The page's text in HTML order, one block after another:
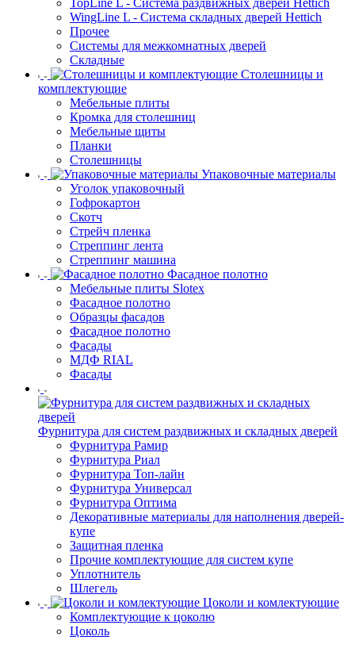
TopLine L - Система раздвижных дверей Hettich
WingLine L - Система складных дверей Hettich
Прочее
Системы для межкомнатных дверей
Складные
Столешницы и
комплектующие
Мебельные плиты
Кромка для столешниц
Мебельные щиты
Планки
Столешницы
Упаковочные материалы
Уголок упаковочный
Гофрокартон
Скотч
Стрейч пленка
Стреппинг лента
Стреппинг машина
Фасадное полотно
Мебельные плиты Slotex
Фасадное полотно
Образцы фасадов
Фасадное полотно
Фасады
МДФ RIAL
Фасады
Фурнитура для систем раздвижных и складных дверей
Фурнитура Рамир
Фурнитура Риал
Фурнитура Топ-лайн
Фурнитура Универсал
Фурнитура Оптима
Декоративные материалы для наполнения дверей-
купе
Защитная пленка
Прочие комплектующие для систем купе
Уплотнитель
Шлегель
Цоколи и комлектующие
Комплектующие к цоколю
Цоколь